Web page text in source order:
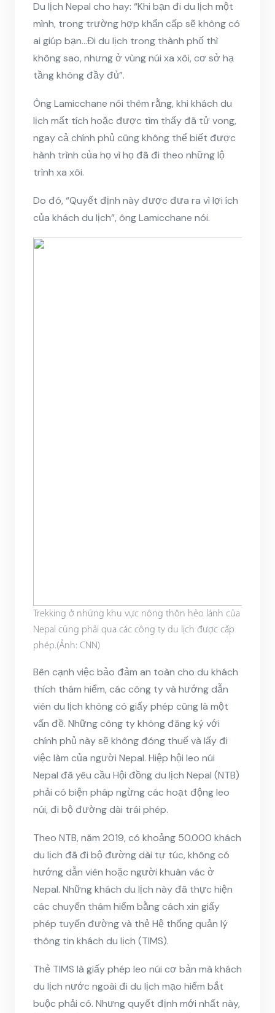
Du lịch Nepal cho hay: “Khi bạn đi du lịch một
mình, trong trường hợp khẩn cấp sẽ không có
ai giúp bạn…Đi du lịch trong thành phố thì
không sao, nhưng ở vùng núi xa xôi, cơ sở hạ
tầng không đầy đủ”.
Ông Lamicchane nói thêm rằng, khi khách du
lịch mất tích hoặc được tìm thấy đã tử vong,
ngay cả chính phủ cũng không thể biết được
hành trình của họ vì họ đã đi theo những lộ
trình xa xôi.
Do đó, “Quyết định này được đưa ra vì lợi ích
của khách du lịch”, ông Lamicchane nói.
Trekking ở những khu vực nông thôn hẻo lánh của
Nepal cũng phải qua các công ty du lịch được cấp
phép.(Ảnh: CNN)
Bên cạnh việc bảo đảm an toàn cho du khách
thích thám hiểm, các công ty và hướng dẫn
viên du lịch không có giấy phép cũng là một
vấn đề. Những công ty không đăng ký với
chính phủ này sẽ không đóng thuế và lấy đi
việc làm của người Nepal. Hiệp hội leo núi
Nepal đã yêu cầu Hội đồng du lịch Nepal (NTB)
phải có biện pháp ngừng các hoạt động leo
núi, đi bộ đường dài trái phép.
Theo NTB, năm 2019, có khoảng 50.000 khách
du lịch đã đi bộ đường dài tự túc, không có
hướng dẫn viên hoặc người khuân vác ở
Nepal. Những khách du lịch này đã thực hiện
các chuyến thám hiểm bằng cách xin giấy
phép tuyến đường và thẻ Hệ thống quản lý
thông tin khách du lịch (TIMS).
Thẻ TIMS là giấy phép leo núi cơ bản mà khách
du lịch nước ngoài đi du lịch mạo hiểm bắt
buộc phải có. Nhưng quyết định mới nhất này,